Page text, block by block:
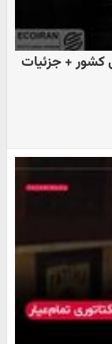
کشور + جزئیات